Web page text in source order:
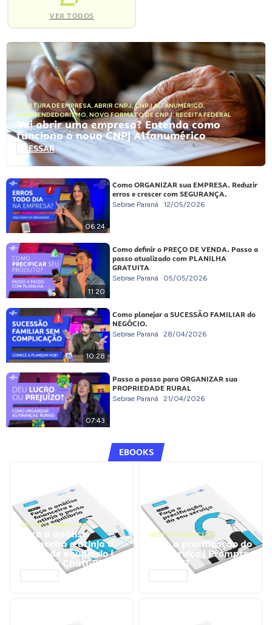
VER TODOS
ABERTURA DE EMPRESA, ABRIR CNPJ,CNPJ ALFANUMÉRICO,
EMPREENDEDORISMO, NOVO FORMATO DE CNPJ,RECEITA FEDERAL
Vai abrir uma empresa? Entenda como
funciona o novo CNPJ Alfanumérico
ACESSAR
06:24
Como ORGANIZAR sua EMPRESA. Reduzir
erros e crescer com SEGURANÇA.
Sebrae Paraná 12/05/2026
11:20
Como definir o PREÇO DE VENDA. Passo a
passo atualizado com PLANILHA
GRATUITA
Sebrae Paraná 05/05/2026
10:28
Como planejar a SUCESSÃO FAMILIAR do
NEGÓCIO.
Sebrae Paraná 28/04/2026
07:43
Passo a passo para ORGANIZAR sua
PROPRIEDADE RURAL
Sebrae Paraná 21/04/2026
EBOOKS
GESTÃO FINANCEIRA
Faça a análise
financeira e atinja o
ponto de equilíbrio |
Prompts ChatGPT
GESTÃO FINANCEIRA
Faça a precificação do
seu serviço | Prompts
ChatGPT